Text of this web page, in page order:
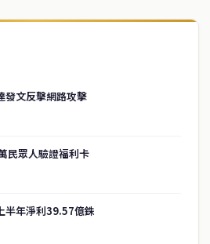
發文反擊網路攻擊
民眾人驗證福利卡
半年淨利39.57億銖